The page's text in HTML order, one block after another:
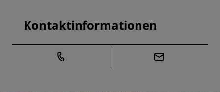
Kontaktinformationen